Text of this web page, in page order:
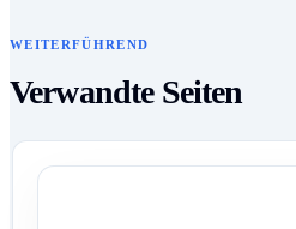
WEITERFÜHREND
Verwandte Seiten